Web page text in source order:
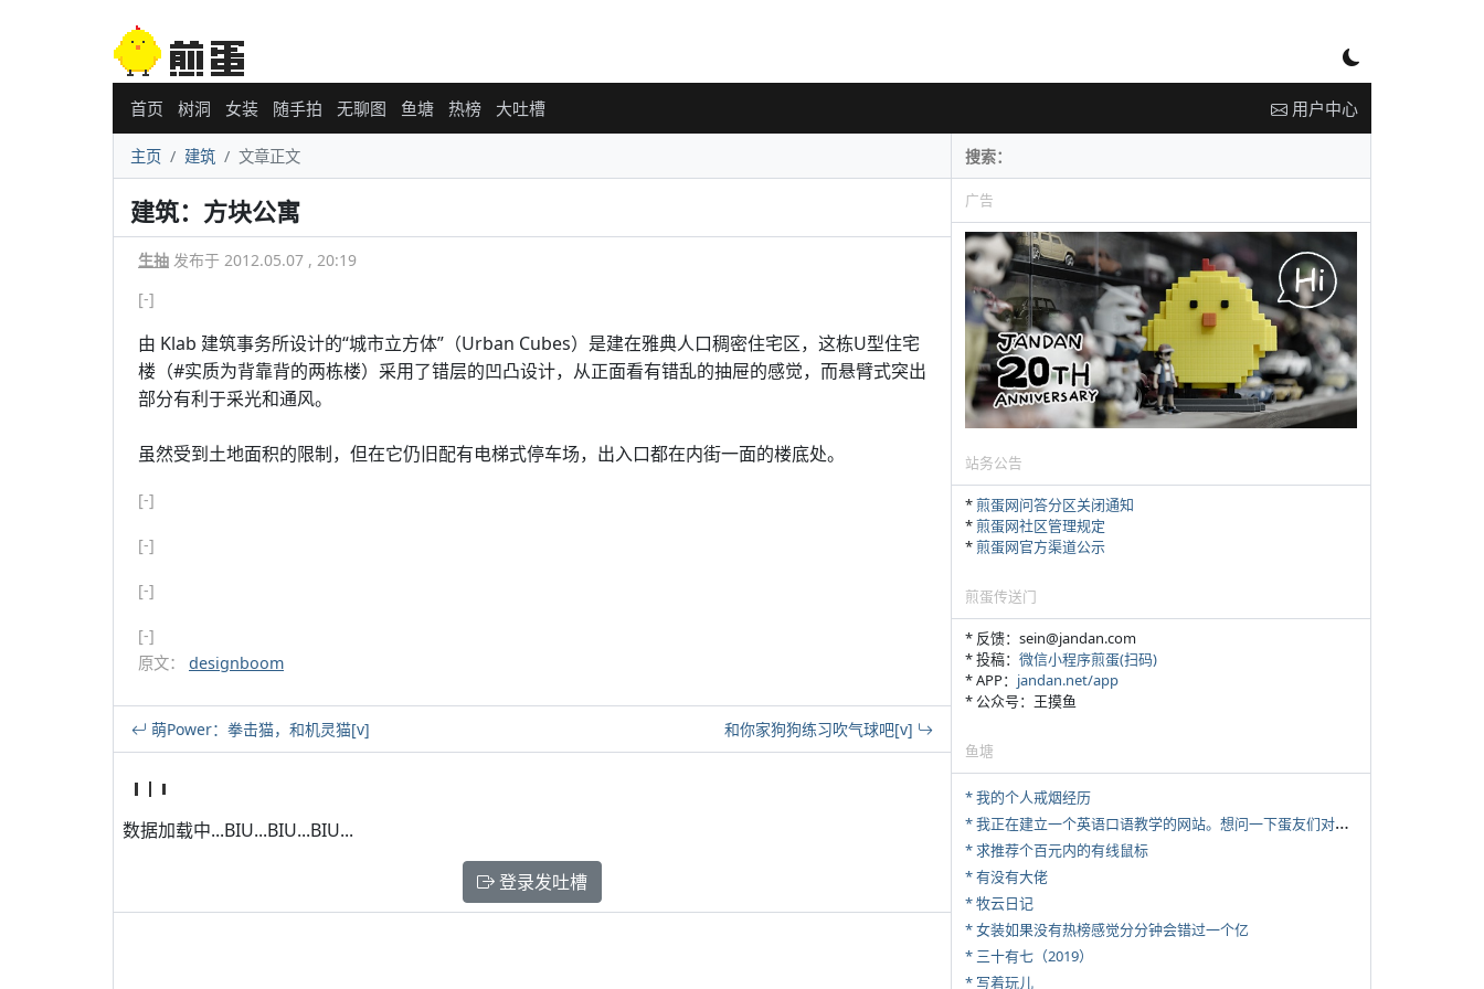
首页 树洞 女装 随手拍 无聊图 鱼塘 热榜 大吐槽 用户中心
主页 建筑 文章正文
建筑：方块公寓
生抽 发布于 2012.05.07 , 20:19
[-]
由 Klab 建筑事务所设计的“城市立方体”（Urban Cubes）是建在雅典人口稠密住宅区，这栋U型住宅
楼（#实质为背靠背的两栋楼）采用了错层的凹凸设计，从正面看有错乱的抽屉的感觉，而悬臂式突出
部分有利于采光和通风。
虽然受到土地面积的限制，但在它仍旧配有电梯式停车场，出入口都在内街一面的楼底处。
[-]
[-]
[-]
[-]
原文： designboom
萌Power：拳击猫，和机灵猫[v] 和你家狗狗练习吹气球吧[v]
数据加载中...BIU...BIU...BIU...
登录发吐槽
广告
站务公告
*煎蛋网问答分区关闭通知
*煎蛋网社区管理规定
*煎蛋网官方渠道公示
煎蛋传送门
* 反馈：sein@jandan.com
* 投稿： 微信小程序煎蛋(扫码)
* APP： jandan.net/app
* 公众号：王摸鱼
鱼塘
* 我的个人戒烟经历
*
我正在建立一个英语口语教学的网站。想问一下蛋友们对这类教学机构或网站的痛点。
* 求推荐个百元内的有线鼠标
* 有没有大佬
* 牧云日记
* 女装如果没有热榜感觉分分钟会错过一个亿
* 三十有七（2019）
* 写着玩儿